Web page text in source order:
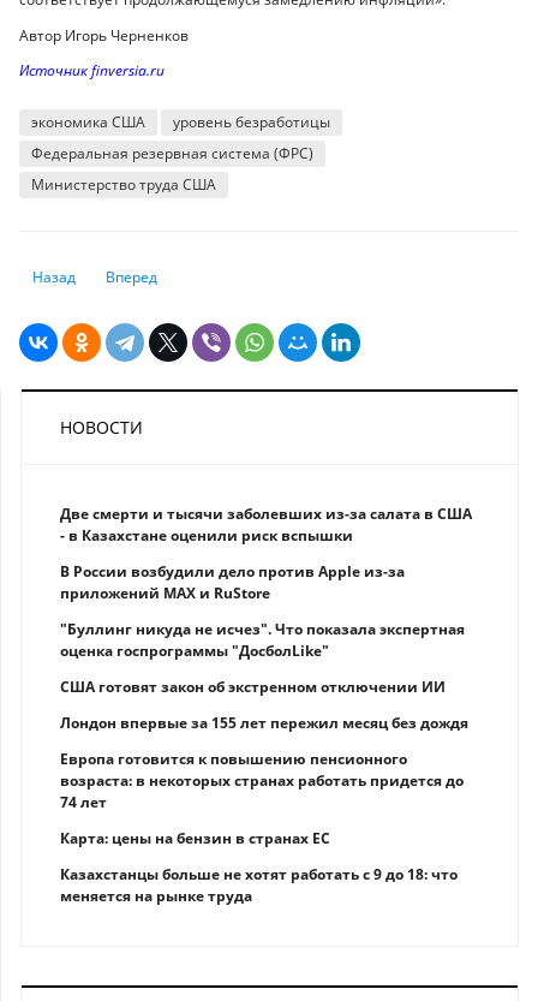
Автор Игорь Черненков
Источник finversia.ru
экономика США
уровень безработицы
Федеральная резервная система (ФРС)
Министерство труда США
Предыдущий: 100 долларов от государства: на что тратят молодые
Назад Следующий: В России остановились цены на вторичное
Вперед
НОВОСТИ
Две смерти и тысячи заболевших из-за салата в США
- в Казахстане оценили риск вспышки
В России возбудили дело против Apple из-за
приложений MAX и RuStore
"Буллинг никуда не исчез". Что показала экспертная
оценка госпрограммы "ДосболLike"
США готовят закон об экстренном отключении ИИ
Лондон впервые за 155 лет пережил месяц без дождя
Европа готовится к повышению пенсионного
возраста: в некоторых странах работать придется до
74 лет
Карта: цены на бензин в странах ЕС
Казахстанцы больше не хотят работать с 9 до 18: что
меняется на рынке труда